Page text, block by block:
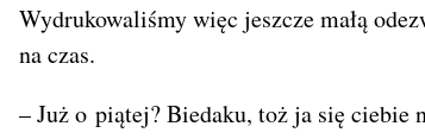
Wydrukowaliśmy więc jeszcze małą
na czas.
– Już o piątej? Biedaku, toż ja się ciebie